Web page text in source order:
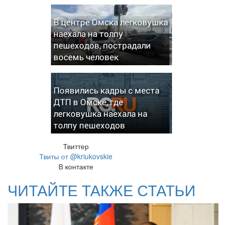
В центре Омска легковушка
наехала на толпу
пешеходов, пострадали
восемь человек
Появились кадры с места
ДТП в Омске, где
легковушка наехала на
толпу пешеходов
Твиттер
Твиты от @kriukovskie
В контакте
ЧИТАЙТЕ ТАКЖЕ СТАТЬИ